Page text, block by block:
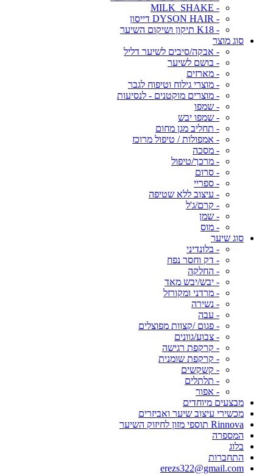
- MILK_SHAKE
- DYSON HAIR דייסון
- K18 תיקון ושיקום השיער
סוג מוצר
- אבקה/סיבים לשיער דליל
- בושם לשיער
- מארזים
- מוצרי גילוח וטיפוח לגבר
- מוצרים מוקטנים - לנסיעות
- שמפו
- שמפו יבש
- תחליב מגן מחום
- אמפולות / טיפול מרוכז
- מסכה
- מרכך/טיפול
- סרום
- ספריי
- עיצוב ללא שטיפה
- קרם/ג'ל
- שמן
- מוס
סוג שיער
- בלונדיני
- דק וחסר נפח
- החלקה
- יבש/יבש מאד
- מרדני ומקורזל
- נשירה
- עבה
- פגום /קצוות מפוצלים
- צבוע/גוונים
- קרקפת רגישה
- קרקפת שומנית
- קשקשים
- תלתלים
- אפור
מבצעים מיוחדים
מכשירי עיצוב שיער ואביזרים
Rinnova תוספי מזון לחיזוק השיער
המספרה
בלוג
התחברות
erezs322@gmail.com